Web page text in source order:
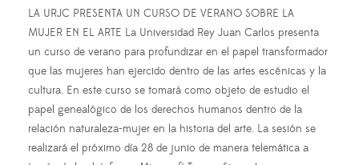
LA URJC PRESENTA UN CURSO DE VERANO SOBRE LA
MUJER EN EL ARTE La Universidad Rey Juan Carlos presenta
un curso de verano para profundizar en el papel transformador
que las mujeres han ejercido dentro de las artes escénicas y la
cultura. En este curso se tomará como objeto de estudio el
papel genealógico de los derechos humanos dentro de la
relación naturaleza-mujer en la historia del arte. La sesión se
realizará el próximo día 28 de junio de manera telemática a